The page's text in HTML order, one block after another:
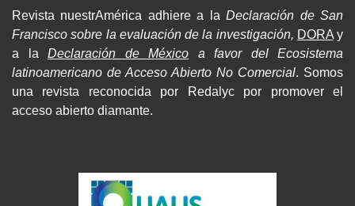
Revista nuestrAmérica adhiere a laDeclaración de San
Francisco sobre la evaluación de la investigación, DORAy
a la Declaración de México a favor del Ecosistema
latinoamericano de Acceso Abierto No Comercial. Somos
una revista reconocida por Redalyc por promover el
acceso abierto diamante.